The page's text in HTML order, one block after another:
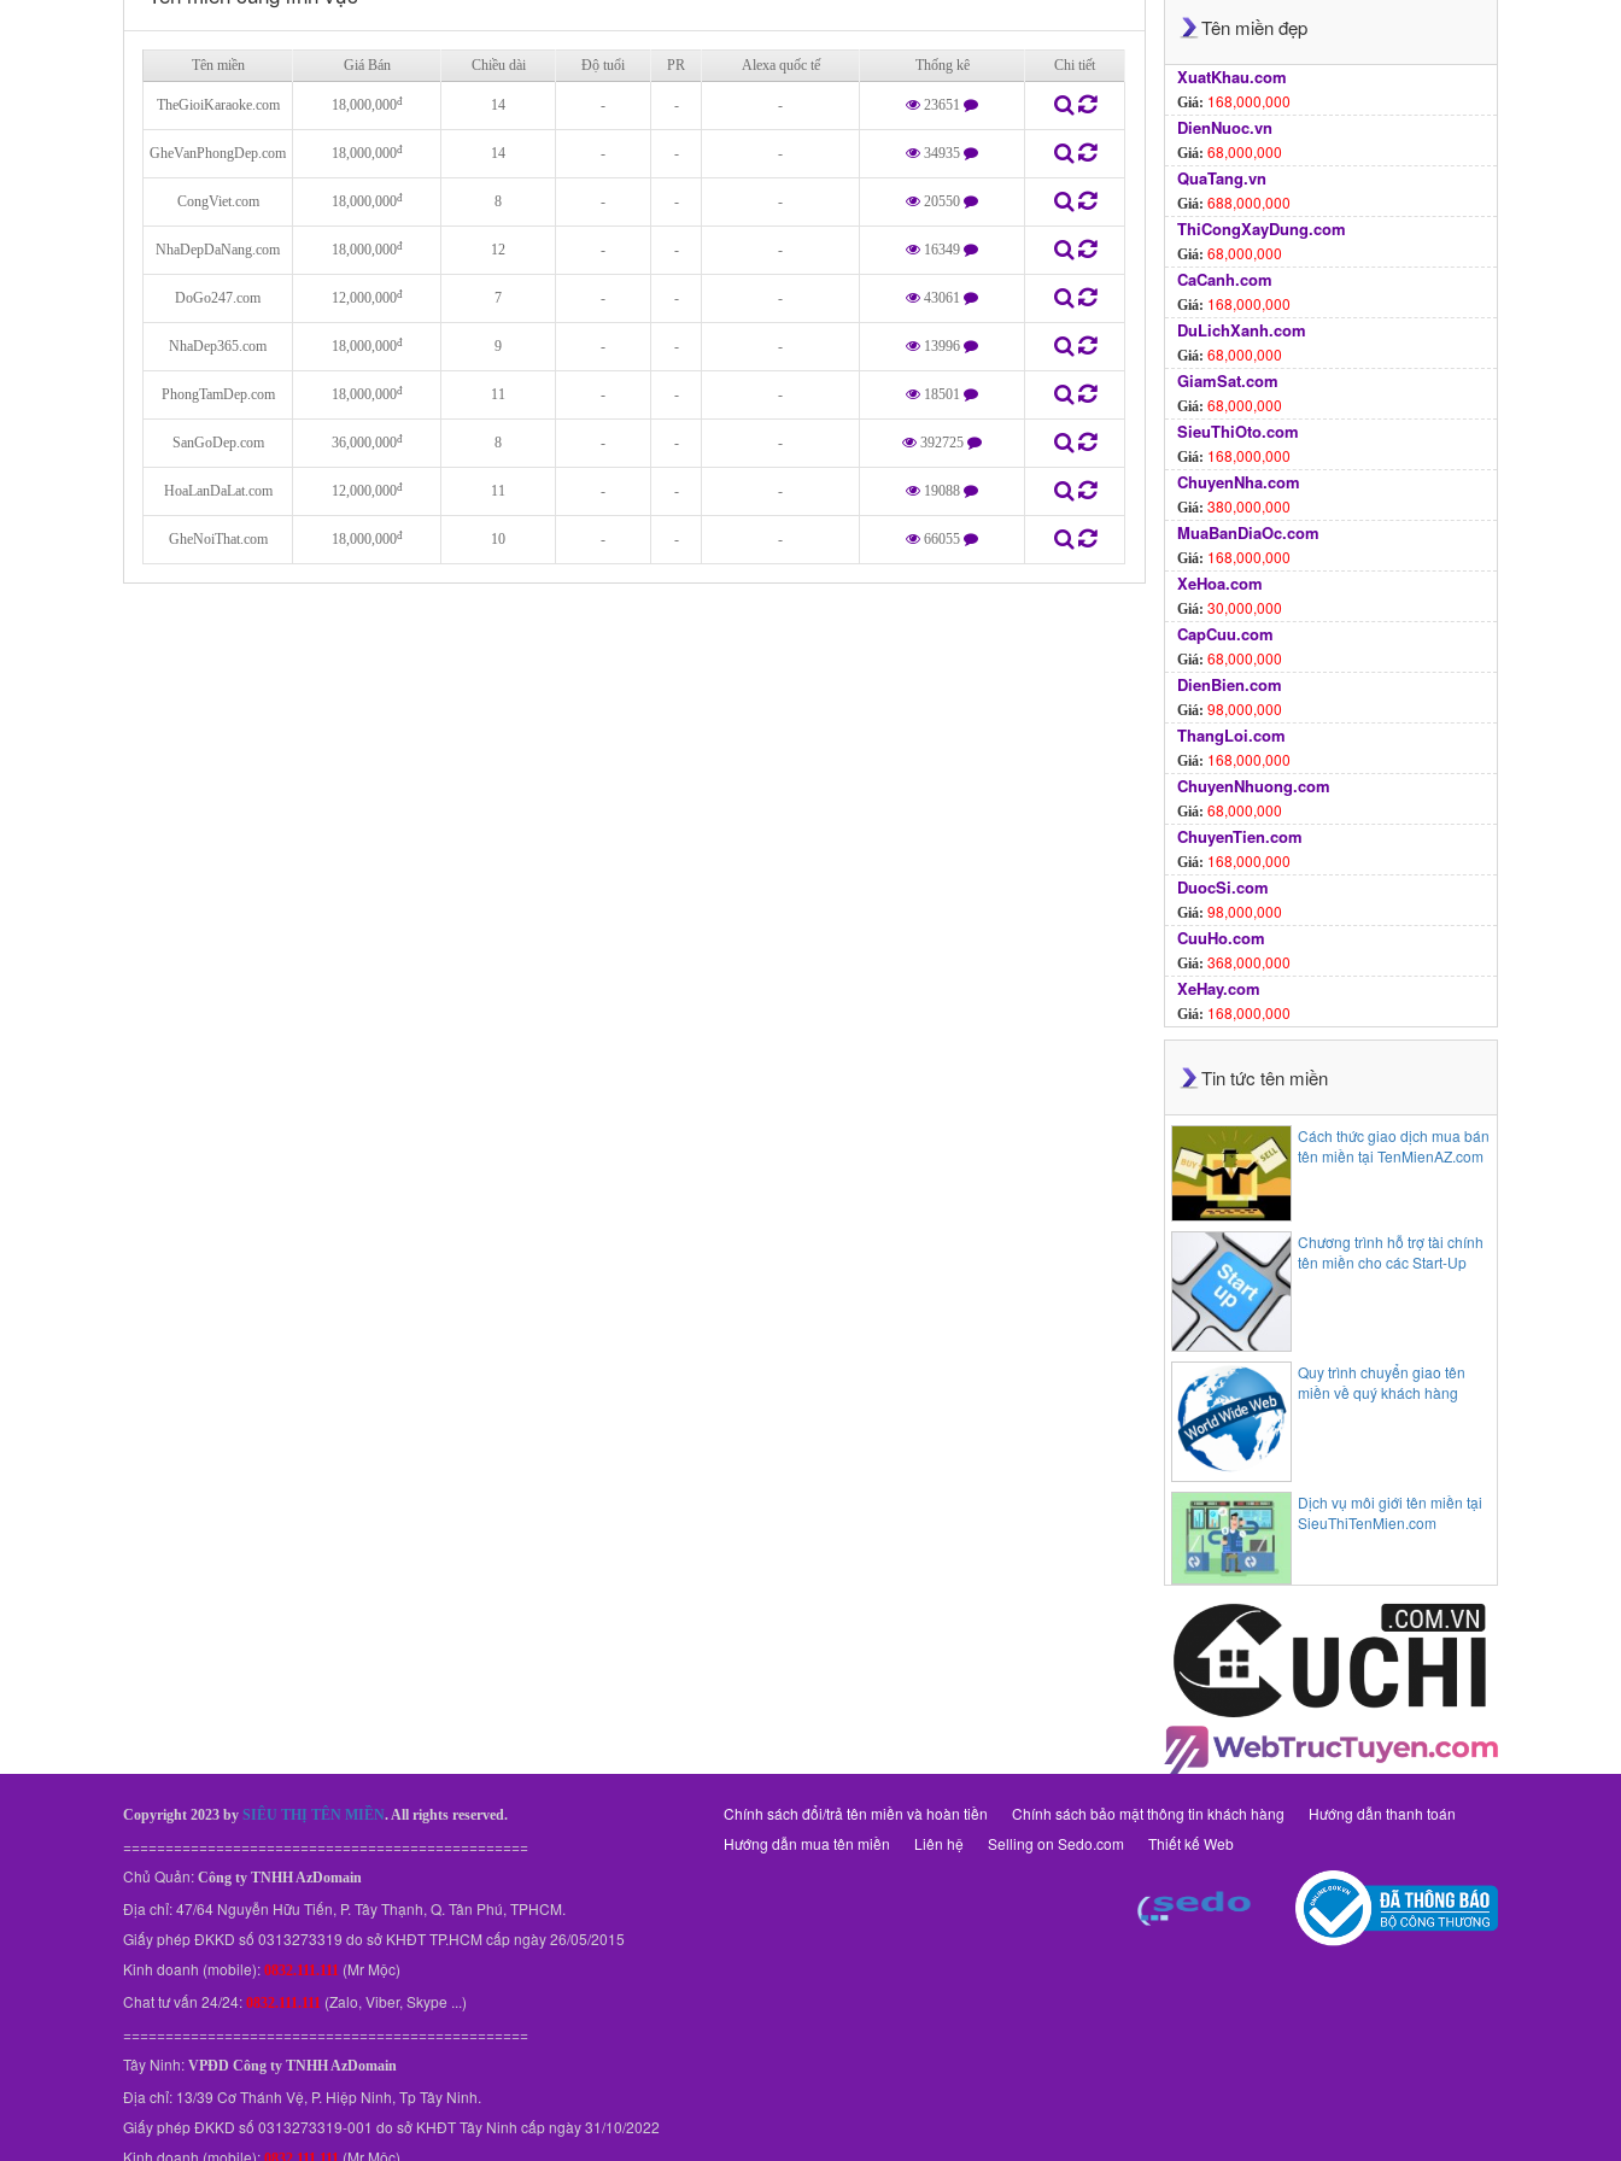
Tên miền Giá Bán Chiều dài Độ tuổi PR Alexa quốc tế Thống kê Chi tiết
TheGioiKaraoke.com 18,000,000đ 14 - - - 23651
GheVanPhongDep.com 18,000,000đ 14 - - - 34935
CongViet.com 18,000,000đ 8 - - - 20550
NhaDepDaNang.com 18,000,000đ 12 - - - 16349
DoGo247.com 12,000,000đ 7 - - - 43061
NhaDep365.com 18,000,000đ 9 - - - 13996
PhongTamDep.com 18,000,000đ 11 - - - 18501
SanGoDep.com 36,000,000đ 8 - - - 392725
HoaLanDaLat.com 12,000,000đ 11 - - - 19088
GheNoiThat.com 18,000,000đ 10 - - - 66055
Tên miền đẹp
XuatKhau.com
Giá: 168,000,000
DienNuoc.vn
Giá: 68,000,000
QuaTang.vn
Giá: 688,000,000
ThiCongXayDung.com
Giá: 68,000,000
CaCanh.com
Giá: 168,000,000
DuLichXanh.com
Giá: 68,000,000
GiamSat.com
Giá: 68,000,000
SieuThiOto.com
Giá: 168,000,000
ChuyenNha.com
Giá: 380,000,000
MuaBanDiaOc.com
Giá: 168,000,000
XeHoa.com
Giá: 30,000,000
CapCuu.com
Giá: 68,000,000
DienBien.com
Giá: 98,000,000
ThangLoi.com
Giá: 168,000,000
ChuyenNhuong.com
Giá: 68,000,000
ChuyenTien.com
Giá: 168,000,000
DuocSi.com
Giá: 98,000,000
CuuHo.com
Giá: 368,000,000
XeHay.com
Giá: 168,000,000
Tin tức tên miền
Cách thức giao dịch mua bán
tên miền tại TenMienAZ.com
Chương trình hỗ trợ tài chính
tên miền cho các Start-Up
Quy trình chuyển giao tên
miền về quý khách hàng
Dịch vụ môi giới tên miền tại
SieuThiTenMien.com
Copyright 2023 by SIÊU THỊ TÊN MIỀN. All rights reserved.
================================================
Chủ Quản: Công ty TNHH AzDomain
Địa chỉ: 47/64 Nguyễn Hữu Tiến, P. Tây Thạnh, Q. Tân Phú, TPHCM.
Giấy phép ĐKKD số 0313273319 do sở KHĐT TP.HCM cấp ngày 26/05/2015
Kinh doanh (mobile): 0832.111.111 (Mr Mộc)
Chat tư vấn 24/24: 0832.111.111 (Zalo, Viber, Skype ...)
================================================
Tây Ninh: VPĐD Công ty TNHH AzDomain
Địa chỉ: 13/39 Cơ Thánh Vệ, P. Hiệp Ninh, Tp Tây Ninh.
Giấy phép ĐKKD số 0313273319-001 do sở KHĐT Tây Ninh cấp ngày 31/10/2022
Kinh doanh (mobile):
(Mr Mộc)
Chính sách đổi/trả tên miền và hoàn tiền Chính sách bảo mật thông tin khách hàng
Hướng dẫn thanh toán
Hướng dẫn mua tên miền
Liên hệ Selling on Sedo.com Thiết kế Web